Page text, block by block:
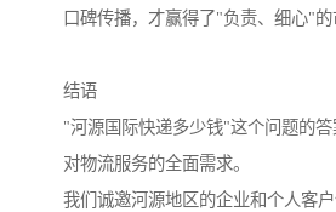
口碑传播，才赢得了"负责、细心"的
结语
"河源国际快递多少钱"这个问题的
对物流服务的全面需求。
我们诚邀河源地区的企业和个人客